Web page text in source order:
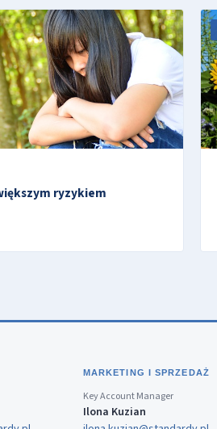
ryzykiem
MARKETING I SPRZEDAŻ
Key Account Manager
Ilona Kuzian